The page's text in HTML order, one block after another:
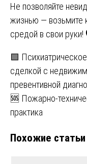
Не позволяйте
жизнью — возьмите
средой в свои
Навигация
по
записям
🟩
сделкой с
превентивной
🆘 Пожарно-
практика
Похожие статьи